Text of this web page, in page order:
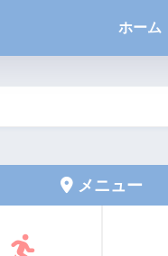
ホーム
メニュー